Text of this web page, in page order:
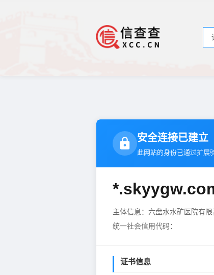
安全连接已建立
此网站的身份已通过扩展
主体信息：六盘水水矿医院有限
统一社会信用代码：
证书信息